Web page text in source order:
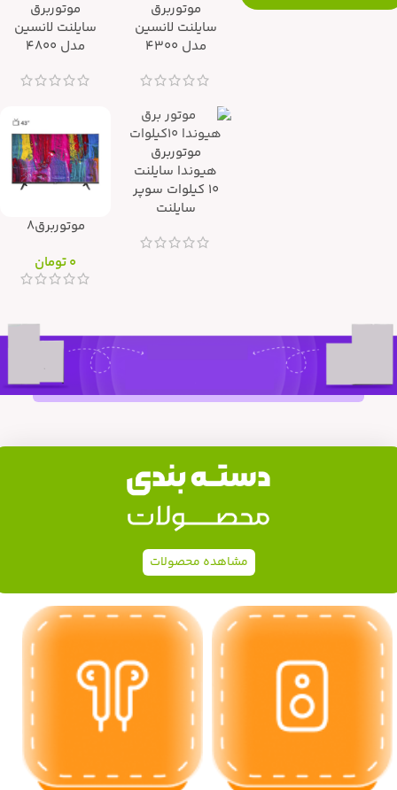
موتوربرق
سایلنت لانسین
مدل 4300
موتوربرق
سایلنت لانسین
مدل 4800
موتوربرق
هیوندا سایلنت
۱۰ کیلوات سوپر
سایلنت
موتوربرق8
0تومان
مشاهده محصولات